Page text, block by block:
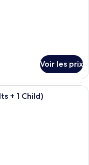
Voir les prix
d’hôtel avec un lit,
+ 1 Child)